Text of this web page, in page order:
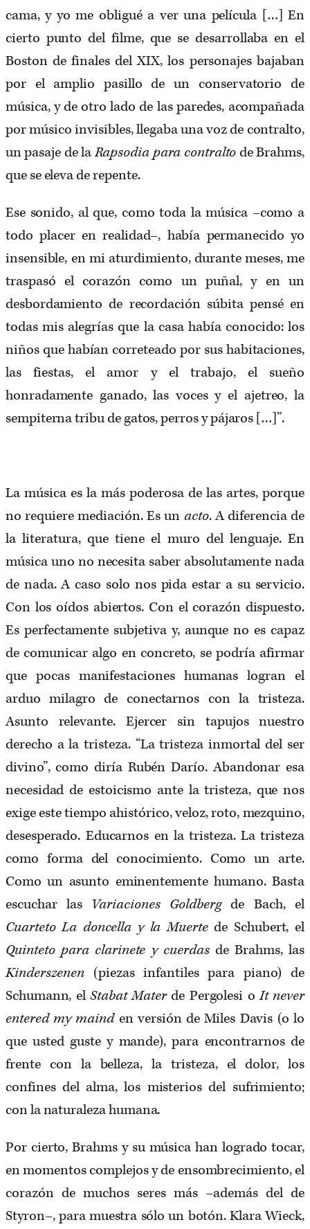
cama, y yo me obligué a ver una película […] En
cierto punto del filme, que se desarrollaba en el
Boston de finales del XIX, los personajes bajaban
por el amplio pasillo de un conservatorio de
música, y de otro lado de las paredes, acompañada
por músico invisibles, llegaba una voz de contralto,
un pasaje de laRapsodia para contraltode Brahms,
que se eleva de repente.
Ese sonido, al que, como toda la música –como a
todo placer en realidad–, había permanecido yo
insensible, en mi aturdimiento, durante meses, me
traspasó el corazón como un puñal, y en un
desbordamiento de recordación súbita pensé en
todas mis alegrías que la casa había conocido: los
niños que habían correteado por sus habitaciones,
las fiestas, el amor y el trabajo, el sueño
honradamente ganado, las voces y el ajetreo, la
sempiterna tribu de gatos, perros y pájaros […]”.
La música es la más poderosa de las artes, porque
no requiere mediación. Es un acto. A diferencia de
la literatura, que tiene el muro del lenguaje. En
música uno no necesita saber absolutamente nada
de nada. A caso solo nos pida estar a su servicio.
Con los oídos abiertos. Con el corazón dispuesto.
Es perfectamente subjetiva y, aunque no es capaz
de comunicar algo en concreto, se podría afirmar
que pocas manifestaciones humanas logran el
arduo milagro de conectarnos con la tristeza.
Asunto relevante. Ejercer sin tapujos nuestro
derecho a la tristeza. “La tristeza inmortal del ser
divino”, como diría Rubén Darío. Abandonar esa
necesidad de estoicismo ante la tristeza, que nos
exige este tiempo ahistórico, veloz, roto, mezquino,
desesperado. Educarnos en la tristeza. La tristeza
como forma del conocimiento. Como un arte.
Como un asunto eminentemente humano. Basta
escuchar las Variaciones Goldbergde Bach, el
Cuarteto La doncella y la Muertede Schubert, el
Quinteto para clarinete y cuerdasde Brahms, las
Kinderszenen (piezas infantiles para piano) de
Schumann, elStabat Materde Pergolesi oIt never
entered my mainden versión de Miles Davis (o lo
que usted guste y mande), para encontrarnos de
frente con la belleza, la tristeza, el dolor, los
confines del alma, los misterios del sufrimiento;
con la naturaleza humana.
Por cierto, Brahms y su música han logrado tocar,
en momentos complejos y de ensombrecimiento, el
corazón de muchos seres más –además del de
Styron–, para muestra sólo un botón. Klara Wieck,